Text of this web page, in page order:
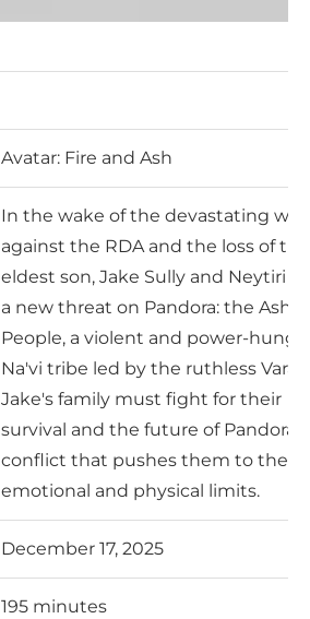
Avatar: Fire and Ash
In the wake of the devastating war
against the RDA and the loss of
eldest son, Jake Sully and Neytiri
a new threat on Pandora: the Ash
People, a violent and power-
Na'vi tribe led by the ruthless
Jake's family must fight for their
survival and the future of Pandora
conflict that pushes them to their
emotional and physical limits.
December 17, 2025
195 minutes